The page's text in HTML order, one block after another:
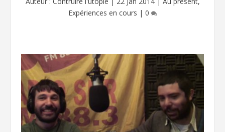
Expériences en cours | 0